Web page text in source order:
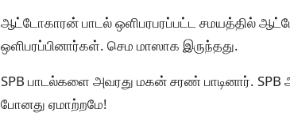
ஆட்டோகாரன் பாடல் ஒளிபரபரப்பட்ட சமயத்தில்
ஒளிபரப்பினார்கள். செம மாஸாக இருந்தது.
SPB பாடல்களை அவரது மகன் சரண் பாடினார். SPB
போனது ஏமாற்றமே!